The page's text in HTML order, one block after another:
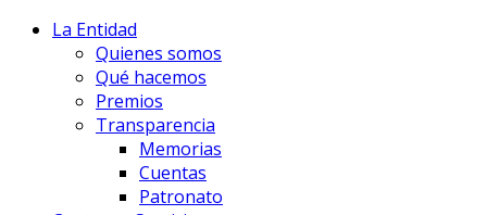
La Entidad
Quienes somos
Qué hacemos
Premios
Transparencia
Memorias
Cuentas
Patronato